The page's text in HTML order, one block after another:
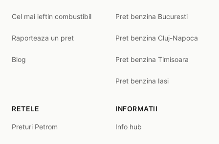
Cel mai ieftin combustibil
Raporteaza un pret
Blog
Pret benzina Bucuresti
Pret benzina Cluj-Napoca
Pret benzina Timisoara
Pret benzina Iasi
RETELE
Preturi Petrom
INFORMATII
Info hub